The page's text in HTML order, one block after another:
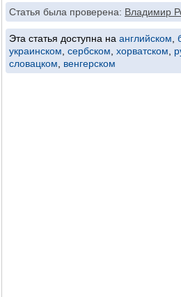
Статья была проверена: Владимир
Эта статья доступна на английском
украинском сербском хорватском
словацком
венгерском